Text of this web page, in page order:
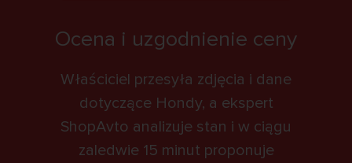
Ocena i uzgodnienie ceny
Właściciel przesyła zdjęcia i dane
dotyczące Hondy, a ekspert
ShopAvto analizuje stan i w ciągu
zaledwie 15 minut proponuje